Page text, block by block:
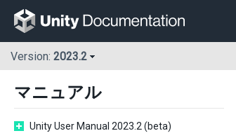
Version: 2023.2
マニュアル
Unity User Manual 2023.2 (beta)